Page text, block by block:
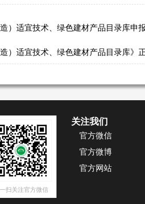
）适宜技术、绿色建材产品目录库申
）适宜技术、绿色建材产品目录库》
扫关注官方微信
关注我们
官方微信
官方微博
官方网站